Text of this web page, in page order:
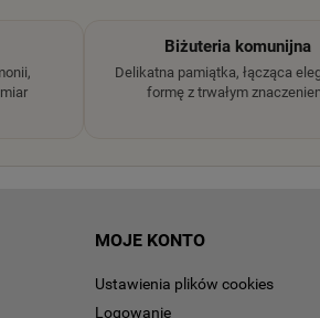
Biżuteria komunijna
Delikatna pamiątka, łącząca
formę z trwałym
MOJE KONTO
Ustawienia plików cookies
Logowanie